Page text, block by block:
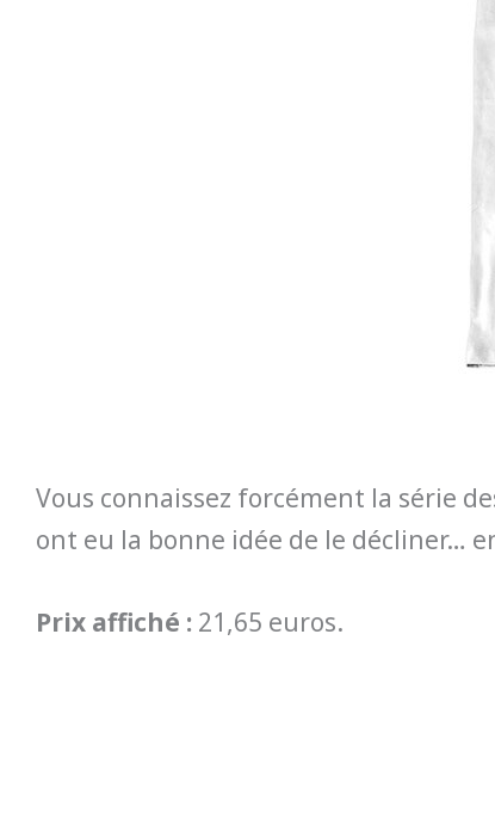
Vous connaissez forcément la série
ont eu la bonne idée de le décliner…
Prix affiché : 21,65 euros.